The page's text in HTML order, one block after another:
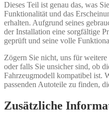
Dieses Teil ist genau das, was
Funktionalität und das
erhalten. Aufgrund seines
der Installation eine sorgfältige
geprüft und seine volle
Zögern Sie nicht, uns für
oder falls Sie unsicher sind, ob
Fahrzeugmodell kompatibel ist.
passenden Autoteile zu finden,
Zusätzliche